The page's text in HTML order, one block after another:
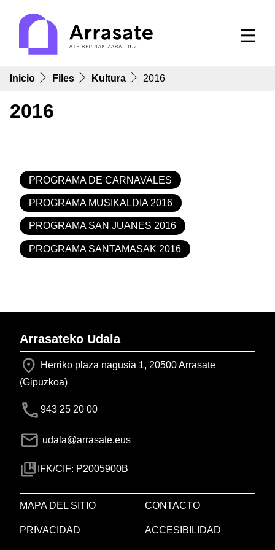
Inicio Files Kultura 2016
2016
PROGRAMA DE CARNAVALES
PROGRAMA MUSIKALDIA 2016
PROGRAMA SAN JUANES 2016
PROGRAMA SANTAMASAK 2016
Arrasateko Udala
Herriko plaza nagusia 1, 20500 Arrasate
(Gipuzkoa)
943 25 20 00
udala@arrasate.eus
IFK/CIF: P2005900B
MAPA DEL SITIO CONTACTO
PRIVACIDAD ACCESIBILIDAD